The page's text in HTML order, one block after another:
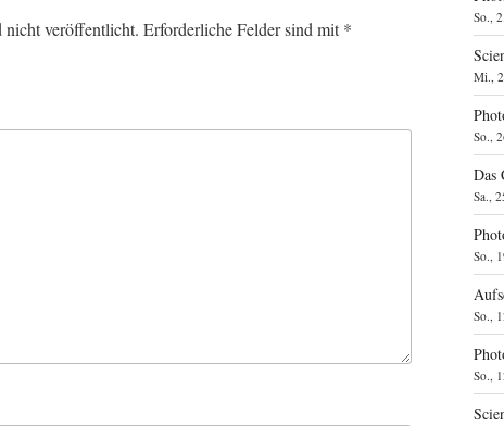
veröffentlicht. Erforderliche Felder sind mit*
So.,
Mi.,
So.,
Das
Sa.,
So.,
So.,
So.,